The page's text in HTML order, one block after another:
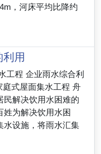
，河床平均比降约
用
工程 企业雨水综合利
式屋面集水工程 舟
民解决饮用水困难的
姓为解决饮用水困
水设施，将雨水汇集